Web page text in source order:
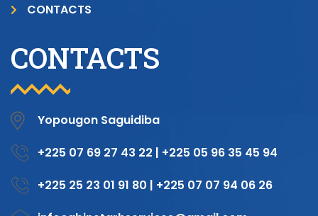
CONTACTS
CONTACTS
Yopougon Saguidiba
+225 07 69 27 43 22 | +225 05 96 35 45 94
+225 25 23 01 91 80 | +225 07 07 94 06 26